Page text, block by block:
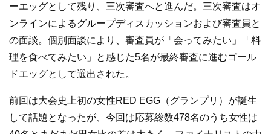
ーエッグとして残り、三次審査へと進んだ。三次審査はオ
ンラインによるグループディスカッションおよび審査員と
の面談。個別面談により、審査員が「会ってみたい」「料
理を食べてみたい」と感じた5名が最終審査に進むゴール
ドエッグとして選出された。
前回は大会史上初の女性RED EGG（グランプリ）が誕生
して話題となったが、今回は応募総数478名のうち女性は